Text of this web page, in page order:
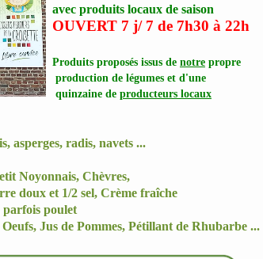
avec produits locaux de saison
OUVERT 7 j/ 7 de 7h30 à 22h
Produits proposés issus de notre propre
production de légumes et d'une
quinzaine de producteurs locaux
asperges, radis, navets ...
Noyonnais, Chèvres,
doux et 1/2 sel, Crème fraîche
parfois poulet
Oeufs, Jus de Pommes, Pétillant de Rhubarbe ...